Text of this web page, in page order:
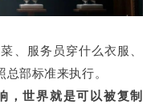
、服务员穿什么衣服、
部标准来执行。
，世界就是可以被复制